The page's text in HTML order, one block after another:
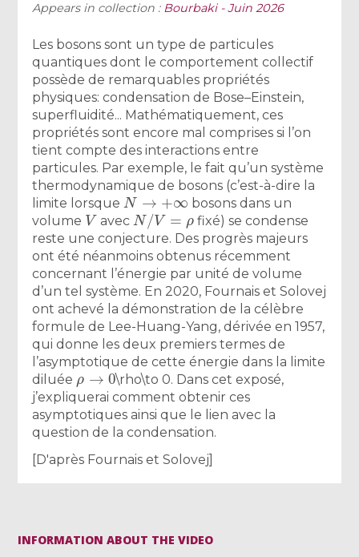
Appears in collection : Bourbaki - Juin 2026
Les bosons sont un type de particules
quantiques dont le comportement collectif
possède de remarquables propriétés
physiques: condensation de Bose–Einstein,
superfluidité... Mathématiquement, ces
propriétés sont encore mal comprises si l’on
tient compte des interactions entre
particules. Par exemple, le fait qu’un système
thermodynamique de bosons (c’est-à-dire la
limite lorsque
N→+∞
bosons dans un
volume
V
avec
N/ V= ρ
fixé) se condense
reste une conjecture. Des progrès majeurs
ont été néanmoins obtenus récemment
concernant l’énergie par unité de volume
d’un tel système. En 2020, Fournais et Solovej
ont achevé la démonstration de la célèbre
formule de Lee-Huang-Yang, dérivée en 1957,
qui donne les deux premiers termes de
l’asymptotique de cette énergie dans la limite
diluée
ρ→0
\rho\to 0. Dans cet exposé,
j’expliquerai comment obtenir ces
asymptotiques ainsi que le lien avec la
question de la condensation.
[D'après Fournais et Solovej]
INFORMATION ABOUT THE VIDEO